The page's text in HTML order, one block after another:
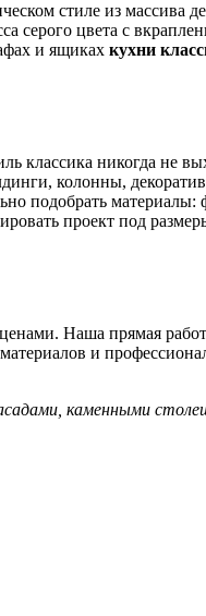
стиле из массива
серого цвета с
и ящиках кухни
классика никогда не
колонны,
подобрать
проект под
Наша прямая
и
каменными